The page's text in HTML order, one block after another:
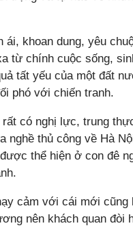
ái, khoan dung, yêu
từ chính cuộc sống,
tất yếu của một đất
phó với chiến tranh.
có nghị lực, trung
nghề thủ công về Hà
thể hiện ở con đê
cảm với cái mới
nên khách quan